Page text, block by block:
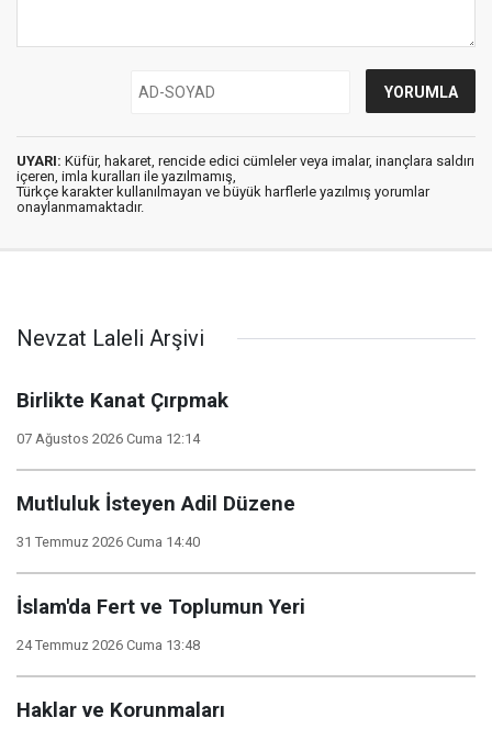
UYARI: Küfür, hakaret, rencide edici cümleler veya imalar, inançlara saldırı
içeren, imla kuralları ile yazılmamış,
Türkçe karakter kullanılmayan ve büyük harflerle yazılmış yorumlar
onaylanmamaktadır.
Nevzat Laleli Arşivi
Birlikte Kanat Çırpmak
07 Ağustos 2026 Cuma 12:14
Mutluluk İsteyen Adil Düzene
31 Temmuz 2026 Cuma 14:40
İslam'da Fert ve Toplumun Yeri
24 Temmuz 2026 Cuma 13:48
Haklar ve Korunmaları